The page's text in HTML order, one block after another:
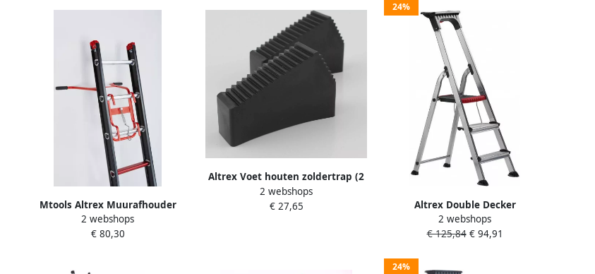
Mtools Altrex Muurafhouder
afstandhouder t.b.v. ladder |
2 webshops
€ 80,30
Altrex Voet houten zoldertrap (2
stuks) 505112
2 webshops
€ 27,65
24%
Altrex Double Decker
huishoudtrap 3-treeds 501103
2 webshops
€ 125,84€ 94,91
24%